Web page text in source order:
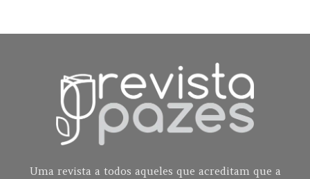
Uma revista a todos aqueles que acreditam que a